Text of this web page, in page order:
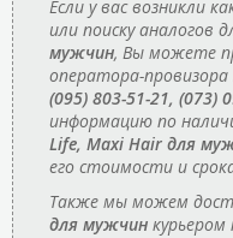
Если у вас возникли
или поиску аналогов
мужчин, Вы можете
оператора-
(095) 803-51-21, (073)
информацию по
Life, Maxi Hair для
его стоимости и
Также мы можем
для мужчин курьером